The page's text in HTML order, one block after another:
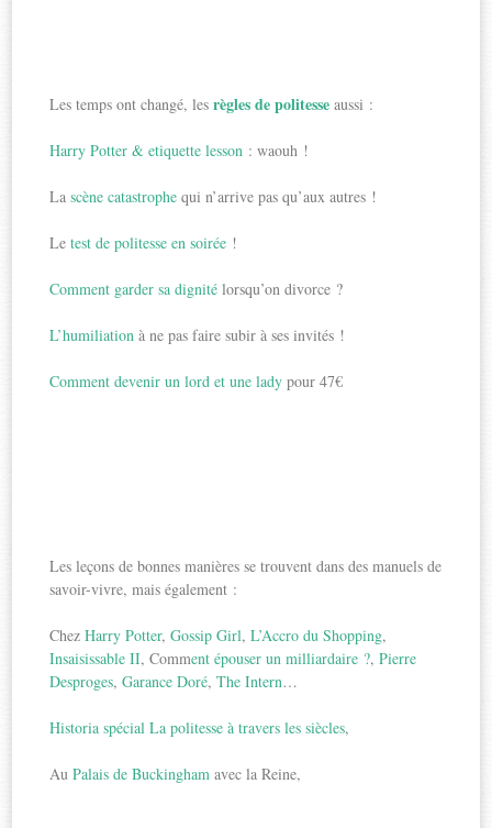
Les temps ont changé, lesrègles de politesse aussi :
Harry Potter & etiquette lesson : waouh !
Lascène catastrophe qui n’arrive pas qu’aux autres !
Letest de politesse en soirée !
Comment garder sa dignité lorsqu’on divorce ?
L’humiliation à ne pas faire subir à ses invités !
Comment devenir un lord et une lady pour 47€
Les leçons de bonnes manières se trouvent dans des manuels de
savoir-vivre, mais également :
ChezHarry Potter,Gossip Girl,L’Accro du Shopping,
Insaisissable II, Comment épouser un milliardaire ?,Pierre
Desproges,Garance Doré,The Intern…
Historia spécial La politesse à travers les siècles,
AuPalais de Buckingham avec la Reine,